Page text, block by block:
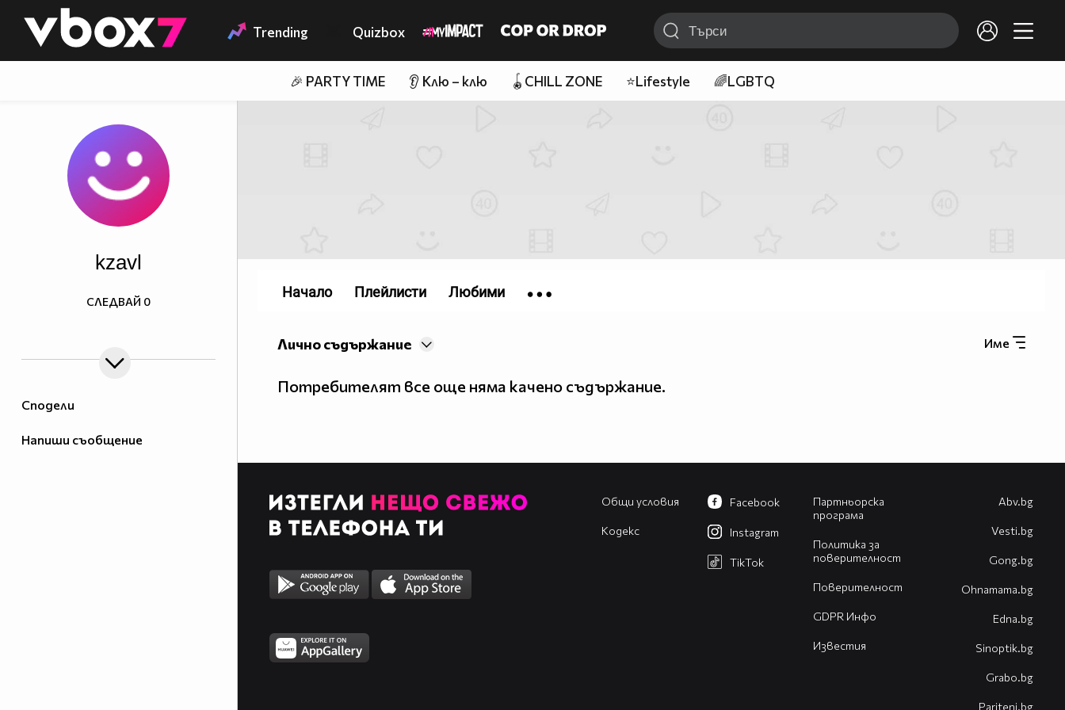
👾 Trending Quizbox
🎉 PARTY TIME 👂 Клю – клю 🪀CHILL ZONE ⭐Lifestyle 🌈LGBTQ
Сподели
Напиши съобщение
kzavl
СЛЕДВАЙ 0
Име
Лично съдържание
Потребителят все още няма качено съдържание.
Начало Плейлисти Любими
Общи условия
Кодекс
Партньорска
програма
Политика за
поверителност
Поверителност
GDPR Инфо
Известия
Facebook
Instagram
TikTok
Abv.bg
Vesti.bg
Gong.bg
Оhnamama.bg
Edna.bg
Sinoptik.bg
Grabo.bg
Pariteni.bg